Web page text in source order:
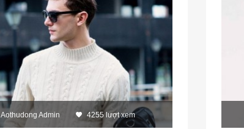
Aothudong Admin 4255 lượt xem